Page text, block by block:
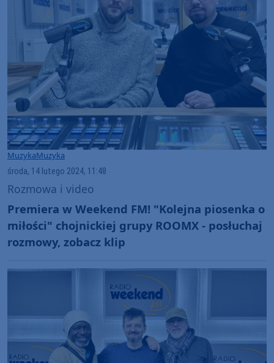
MuzykaMuzyka
środa, 14 lutego 2024, 11:48
Rozmowa i video
Premiera w Weekend FM! "Kolejna piosenka o
miłości" chojnickiej grupy ROOMX - posłuchaj
rozmowy, zobacz klip